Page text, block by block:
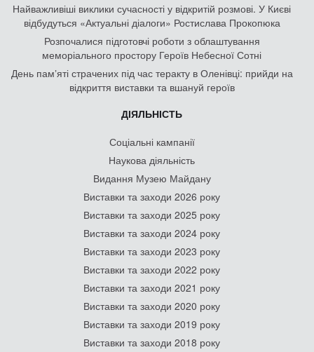
Найважливіші виклики сучасності у відкритій розмові. У Києві
відбудуться «Актуальні діалоги» Ростислава Прокопюка
Розпочалися підготовчі роботи з облаштування
меморіального простору Героїв Небесної Сотні
День памʼяті страчених під час теракту в Оленівці: прийди на
відкриття виставки та вшануй героїв
ДІЯЛЬНІСТЬ
Соціальні кампанії
Наукова діяльність
Видання Музею Майдану
Виставки та заходи 2026 року
Виставки та заходи 2025 року
Виставки та заходи 2024 року
Виставки та заходи 2023 року
Виставки та заходи 2022 року
Виставки та заходи 2021 року
Виставки та заходи 2020 року
Виставки та заходи 2019 року
Виставки та заходи 2018 року